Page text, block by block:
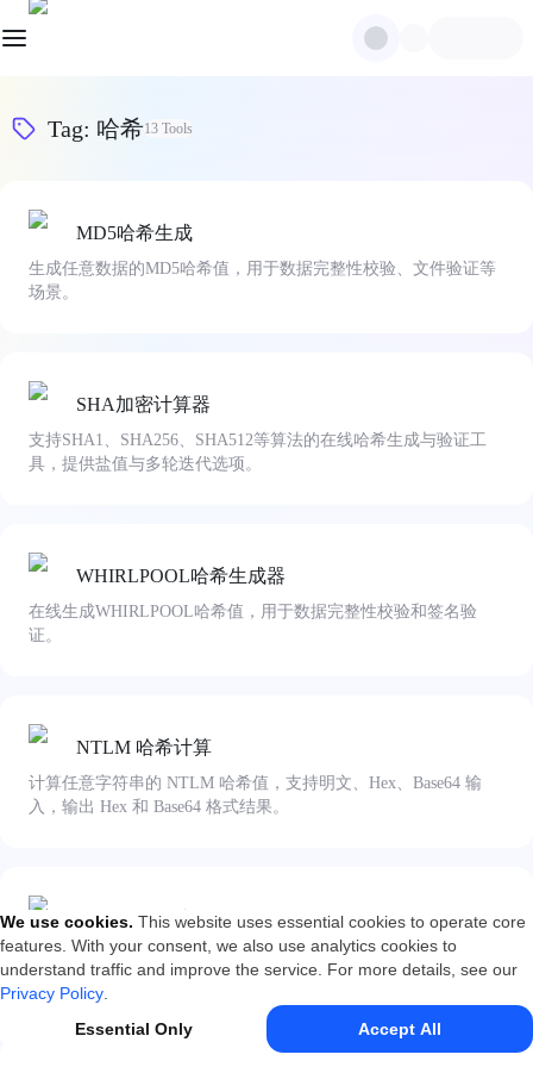
Tag: 哈希13 Tools
MD5哈希生成
生成任意数据的MD5哈希值，用于数据完整性校验、文件验证等
场景。
SHA加密计算器
支持SHA1、SHA256、SHA512等算法的在线哈希生成与验证工
具，提供盐值与多轮迭代选项。
WHIRLPOOL哈希生成器
在线生成WHIRLPOOL哈希值，用于数据完整性校验和签名验
证。
NTLM 哈希计算
计算任意字符串的 NTLM 哈希值，支持明文、Hex、Base64 输
入，输出 Hex 和 Base64 格式结果。
CRC32校验计算
计算任意字符串或编码数据的CRC32哈希值，用于验证数据完整
性。
We use cookies. This website uses essential cookies to operate core
features. With your consent, we also use analytics cookies to
understand traffic and improve the service. For more details, see our
Privacy Policy
Essential Only
Accept All